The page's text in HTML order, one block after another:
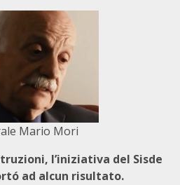
Mario Mori
l’iniziativa del Sisde
ad alcun risultato.